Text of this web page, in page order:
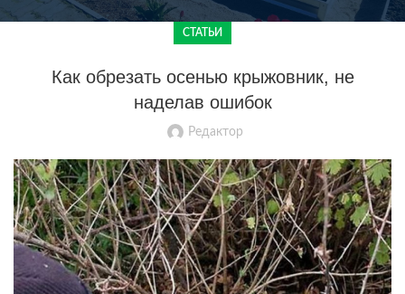
СТАТЬИ
Как обрезать осенью крыжовник, не
наделав ошибок
Редактор